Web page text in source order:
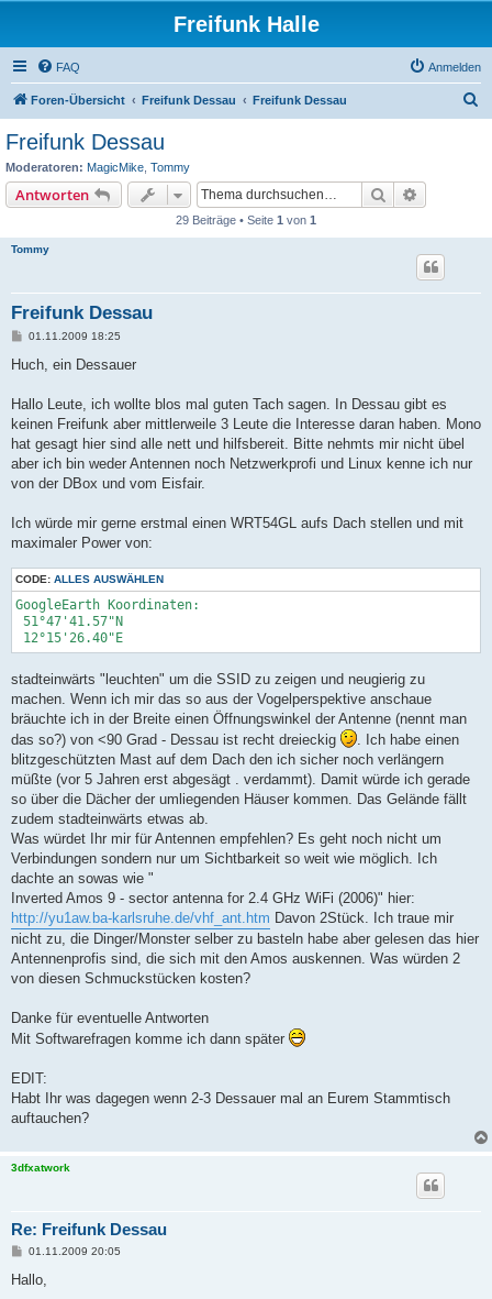
Freifunk Halle
FAQ Anmelden
Foren-Übersicht Freifunk Dessau Freifunk Dessau
Freifunk Dessau
Moderatoren: MagicMike Tommy
Antworten Suche
29 Beiträge • Seite 1 von 1
Tommy
Freifunk Dessau
B
a
01.11.2009 18:25
Huch, ein Dessauer
Hallo Leute, ich wollte blos mal guten Tach sagen. In Dessau gibt es
keinen Freifunk aber mittlerweile 3 Leute die Interesse daran haben. Mono
hat gesagt hier sind alle nett und hilfsbereit. Bitte nehmts mir nicht übel
aber ich bin weder Antennen noch Netzwerkprofi und Linux kenne ich nur
von der DBox und vom Eisfair.
Ich würde mir gerne erstmal einen WRT54GL aufs Dach stellen und mit
maximaler Power von:
CODE: ALLES AUSWÄHLEN
GoogleEarth Koordinaten:
51°47'41.57"N
12°15'26.40"E
stadteinwärts "leuchten" um die SSID zu zeigen und neugierig zu
machen. Wenn ich mir das so aus der Vogelperspektive anschaue
bräuchte ich in der Breite einen Öffnungswinkel der Antenne (nennt man
das so?) von <90 Grad - Dessau ist recht dreieckig
. Ich habe einen
blitzgeschützten Mast auf dem Dach den ich sicher noch verlängern
müßte (vor 5 Jahren erst abgesägt . verdammt). Damit würde ich gerade
so über die Dächer der umliegenden Häuser kommen. Das Gelände fällt
zudem stadteinwärts etwas ab.
Was würdet Ihr mir für Antennen empfehlen? Es geht noch nicht um
Verbindungen sondern nur um Sichtbarkeit so weit wie möglich. Ich
dachte an sowas wie "
Inverted Amos 9 - sector antenna for 2.4 GHz WiFi (2006)" hier:
http://yu1aw.ba-karlsruhe.de/vhf_ant.htm Davon 2Stück. Ich traue mir
nicht zu, die Dinger/Monster selber zu basteln habe aber gelesen das hier
Antennenprofis sind, die sich mit den Amos auskennen. Was würden 2
von diesen Schmuckstücken kosten?
Danke für eventuelle Antworten
Mit Softwarefragen komme ich dann später
EDIT:
Habt Ihr was dagegen wenn 2-3 Dessauer mal an Eurem Stammtisch
auftauchen?
3dfxatwork
Re: Freifunk Dessau
B
i
01.11.2009 20:05
Hallo,